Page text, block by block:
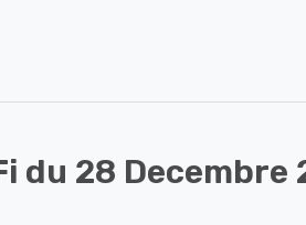
du 28 Decembre